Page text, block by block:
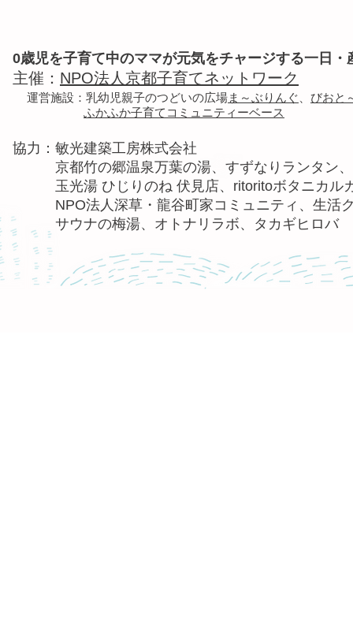
0歳児を子育て中のママが元気をチャージする一日・
主催： NPO法人京都子育てネットワーク
運営施設：乳幼児親子のつどいの広場ま～ぶりんぐ
びおと
ふかふか子育てコミュニティーベース
​協力：敏光建築工房株式会社
京都竹の郷温泉万葉の湯、すずなりランタン、
玉光湯 ひじりのね 伏見店、ritoritoボタニカル
NPO法人深草・龍谷町家コミュニティ、生活ク
​ サウナの梅湯、オトナリラボ、タカギヒロバ